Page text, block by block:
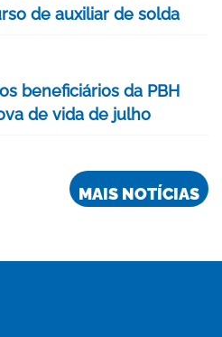
de auxiliar de solda
beneficiários da PBH
de vida de julho
MAIS NOTÍCIAS